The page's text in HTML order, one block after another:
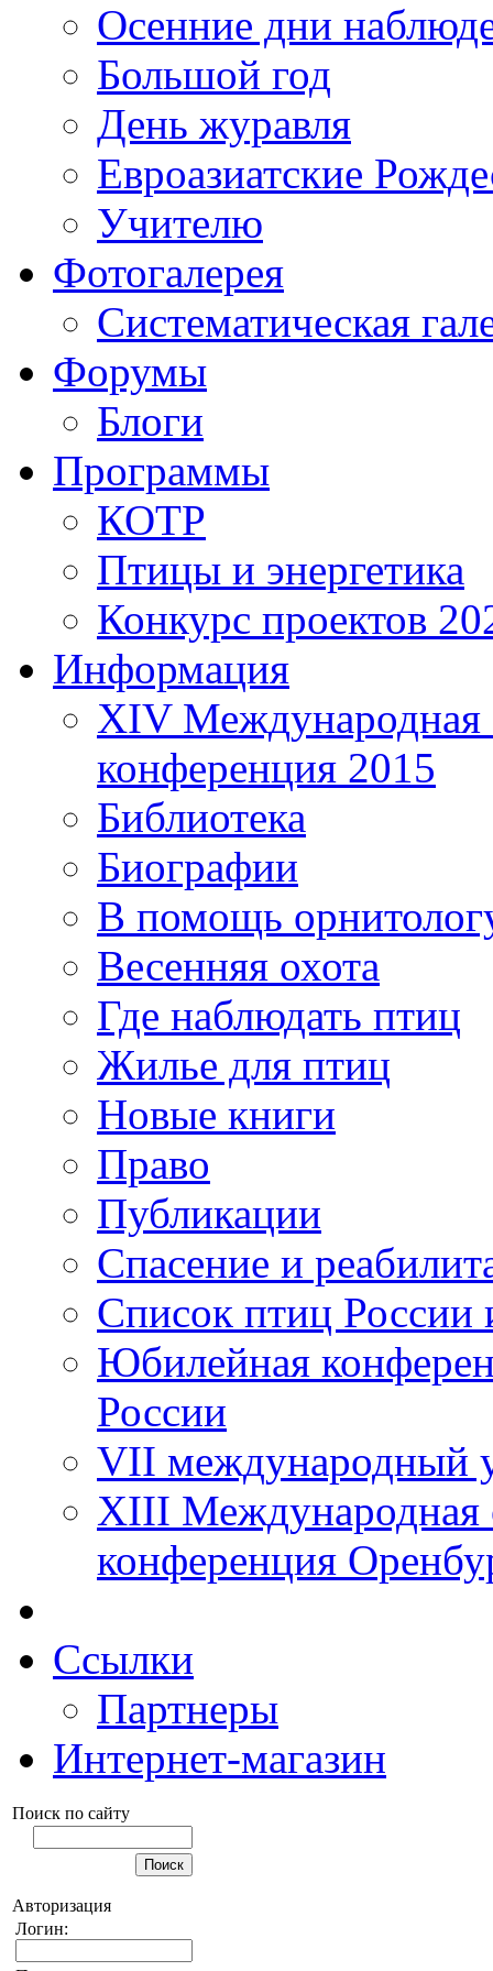
Осенние дни
Большой год
День журавля
Евроазиатские
Учителю
Фотогалерея
Систематическая
Форумы
Блоги
Программы
КОТР
Птицы и энергетика
Конкурс проектов
Информация
XIV Международная
конференция 2015
Библиотека
Биографии
В помощь
Весенняя охота
Где наблюдать птиц
Жилье для птиц
Новые книги
Право
Публикации
Спасение и
Список птиц России
Юбилейная
России
VII международный
XIII Международная
конференция
Ссылки
Партнеры
Интернет-магазин
Поиск по сайту
Авторизация
Логин: